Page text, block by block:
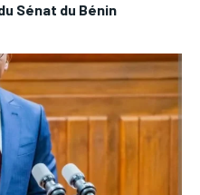
Sénat du Bénin